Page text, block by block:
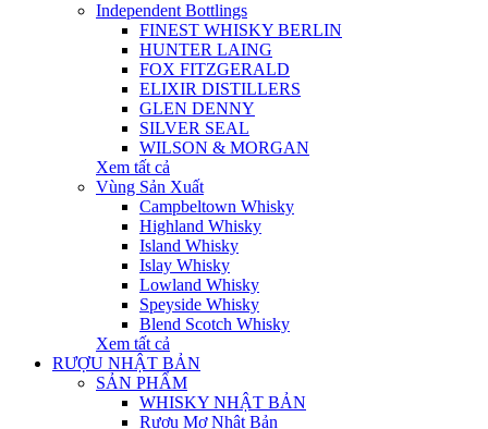
Independent Bottlings
FINEST WHISKY BERLIN
HUNTER LAING
FOX FITZGERALD
ELIXIR DISTILLERS
GLEN DENNY
SILVER SEAL
WILSON & MORGAN
Xem tất cả
Vùng Sản Xuất
Campbeltown Whisky
Highland Whisky
Island Whisky
Islay Whisky
Lowland Whisky
Speyside Whisky
Blend Scotch Whisky
Xem tất cả
RƯỢU NHẬT BẢN
SẢN PHẨM
WHISKY NHẬT BẢN
Rượu Mơ Nhật Bản